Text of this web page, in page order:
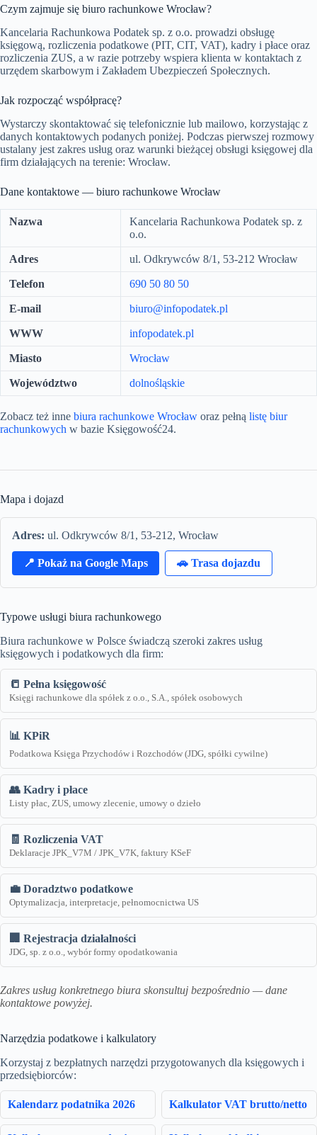
Czym zajmuje się biuro rachunkowe Wrocław?
Kancelaria Rachunkowa Podatek sp. z o.o. prowadzi obsługę
księgową, rozliczenia podatkowe (PIT, CIT, VAT), kadry i płace oraz
rozliczenia ZUS, a w razie potrzeby wspiera klienta w kontaktach z
urzędem skarbowym i Zakładem Ubezpieczeń Społecznych.
Jak rozpocząć współpracę?
Wystarczy skontaktować się telefonicznie lub mailowo, korzystając z
danych kontaktowych podanych poniżej. Podczas pierwszej rozmowy
ustalany jest zakres usług oraz warunki bieżącej obsługi księgowej dla
firm działających na terenie: Wrocław.
Dane kontaktowe — biuro rachunkowe Wrocław
Nazwa
Kancelaria Rachunkowa Podatek sp. z
o.o.
Adres ul. Odkrywców 8/1, 53-212 Wrocław
Telefon 690 50 80 50
E-mail biuro@infopodatek.pl
WWW infopodatek.pl
Miasto Wrocław
Województwo dolnośląskie
Zobacz też inne biura rachunkowe Wrocław oraz pełną listę biur
rachunkowych w bazie Księgowość24.
Mapa i dojazd
Adres: ul. Odkrywców 8/1, 53-212, Wrocław
📍 Pokaż na Google Maps 🚗 Trasa dojazdu
Typowe usługi biura rachunkowego
Biura rachunkowe w Polsce świadczą szeroki zakres usług
księgowych i podatkowych dla firm:
📒 Pełna księgowość
Księgi rachunkowe dla spółek z o.o., S.A., spółek osobowych
📊 KPiR
Podatkowa Księga Przychodów i Rozchodów (JDG, spółki cywilne)
👥 Kadry i płace
Listy płac, ZUS, umowy zlecenie, umowy o dzieło
🧾 Rozliczenia VAT
Deklaracje JPK_V7M / JPK_V7K, faktury KSeF
💼 Doradztwo podatkowe
Optymalizacja, interpretacje, pełnomocnictwa US
🏢 Rejestracja działalności
JDG, sp. z o.o., wybór formy opodatkowania
Zakres usług konkretnego biura skonsultuj bezpośrednio — dane
kontaktowe powyżej.
Narzędzia podatkowe i kalkulatory
Korzystaj z bezpłatnych narzędzi przygotowanych dla księgowych i
przedsiębiorców:
Kalendarz podatnika 2026 Kalkulator VAT brutto/netto